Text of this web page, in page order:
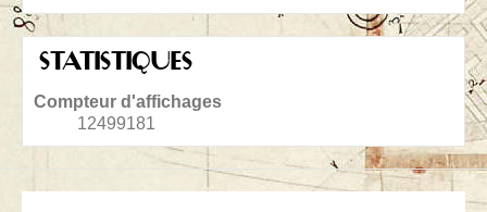
STATISTIQUES
Compteur d'affichages
12499181